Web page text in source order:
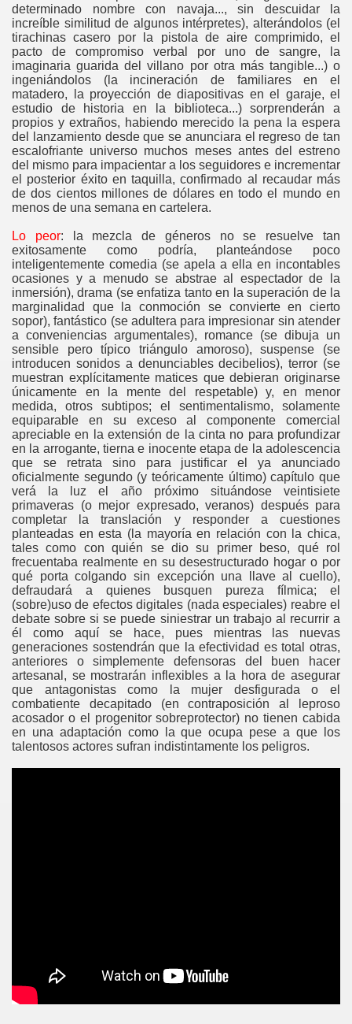
determinado nombre con navaja..., sin descuidar la
increíble similitud de algunos intérpretes), alterándolos (el
tirachinas casero por la pistola de aire comprimido, el
pacto de compromiso verbal por uno de sangre, la
imaginaria guarida del villano por otra más tangible...) o
ingeniándolos (la incineración de familiares en el
matadero, la proyección de diapositivas en el garaje, el
estudio de historia en la biblioteca...) sorprenderán a
propios y extraños, habiendo merecido la pena la espera
del lanzamiento desde que se anunciara el regreso de tan
escalofriante universo muchos meses antes del estreno
del mismo para impacientar a los seguidores e incrementar
el posterior éxito en taquilla, confirmado al recaudar más
de dos cientos millones de dólares en todo el mundo en
menos de una semana en cartelera.
Lo peor: la mezcla de géneros no se resuelve tan
exitosamente como podría, planteándose poco
inteligentemente comedia (se apela a ella en incontables
ocasiones y a menudo se abstrae al espectador de la
inmersión), drama (se enfatiza tanto en la superación de la
marginalidad que la conmoción se convierte en cierto
sopor), fantástico (se adultera para impresionar sin atender
a conveniencias argumentales), romance (se dibuja un
sensible pero típico triángulo amoroso), suspense (se
introducen sonidos a denunciables decibelios), terror (se
muestran explícitamente matices que debieran originarse
únicamente en la mente del respetable) y, en menor
medida, otros subtipos; el sentimentalismo, solamente
equiparable en su exceso al componente comercial
apreciable en la extensión de la cinta no para profundizar
en la arrogante, tierna e inocente etapa de la adolescencia
que se retrata sino para justificar el ya anunciado
oficialmente segundo (y teóricamente último) capítulo que
verá la luz el año próximo situándose veintisiete
primaveras (o mejor expresado, veranos) después para
completar la translación y responder a cuestiones
planteadas en esta (la mayoría en relación con la chica,
tales como con quién se dio su primer beso, qué rol
frecuentaba realmente en su desestructurado hogar o por
qué porta colgando sin excepción una llave al cuello),
defraudará a quienes busquen pureza fílmica; el
(sobre)uso de efectos digitales (nada especiales) reabre el
debate sobre si se puede siniestrar un trabajo al recurrir a
él como aquí se hace, pues mientras las nuevas
generaciones sostendrán que la efectividad es total otras,
anteriores o simplemente defensoras del buen hacer
artesanal, se mostrarán inflexibles a la hora de asegurar
que antagonistas como la mujer desfigurada o el
combatiente decapitado (en contraposición al leproso
acosador o el progenitor sobreprotector) no tienen cabida
en una adaptación como la que ocupa pese a que los
talentosos actores sufran indistintamente los peligros.